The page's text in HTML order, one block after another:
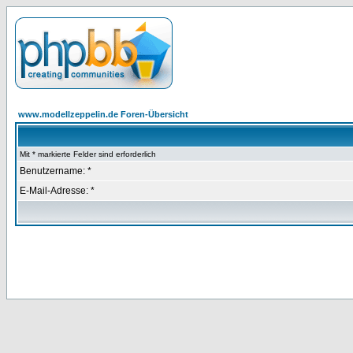
www.modellzeppelin.de Foren-Übersicht
Mit * markierte Felder sind erforderlich
Benutzername: *
E-Mail-Adresse: *